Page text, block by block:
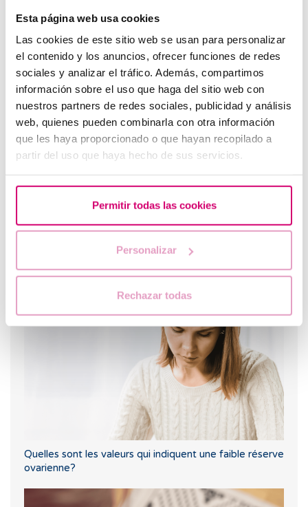
Esta página web usa cookies
Las cookies de este sitio web se usan para personalizar
el contenido y los anuncios, ofrecer funciones de redes
sociales y analizar el tráfico. Además, compartimos
información sobre el uso que haga del sitio web con
nuestros partners de redes sociales, publicidad y análisis
web, quienes pueden combinarla con otra información
que les haya proporcionado o que hayan recopilado a
partir del uso que haya hecho de sus servicios.
Permitir todas las cookies
Personalizar
Rechazar todas
Le létrozole, la meilleure alternative pour induire
l'ovulation chez les femmes atteintes du syndrome de
l’ovaire polykystique.
Progestérone,quand doit-on l'utiliser?
Quelles sont les valeurs qui indiquent une faible réserve
ovarienne?